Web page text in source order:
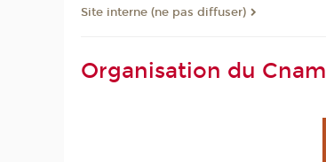
Site interne (ne pas diffuser)
Organisation du Cnam